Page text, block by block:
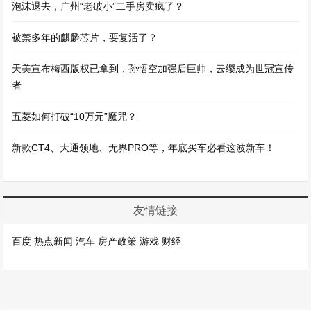
泡沫退去，广州“老破小”二手房卖疯了？
被禁多年的麒麟芯片，要复活了？
天美宣布梅西版权已拿到，孙悟空加强后巨帅，云缨成为世冠宣传
者
五菱如何打破“10万元”魔咒？
新款CT4、大通领地、无界PRO等，年底买车必看这波新车！
友情链接
百度 热点新闻 汽车 房产政策 游戏 财经